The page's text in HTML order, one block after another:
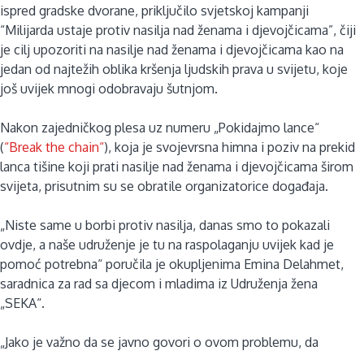
ispred gradske dvorane, priključilo svjetskoj kampanji
“Milijarda ustaje protiv nasilja nad ženama i djevojčicama”, čiji
je cilj upozoriti na nasilje nad ženama i djevojčicama kao na
jedan od najtežih oblika kršenja ljudskih prava u svijetu, koje
još uvijek mnogi odobravaju šutnjom.
Nakon zajedničkog plesa uz numeru „Pokidajmo lance“
(“Break the chain“), koja je svojevrsna himna i poziv na prekid
lanca tišine koji prati nasilje nad ženama i djevojčicama širom
svijeta, prisutnim su se obratile organizatorice događaja.
„Niste same u borbi protiv nasilja, danas smo to pokazali
ovdje, a naše udruženje je tu na raspolaganju uvijek kad je
pomoć potrebna“ poručila je okupljenima Emina Delahmet,
saradnica za rad sa djecom i mladima iz Udruženja žena
„SEKA“.
„Jako je važno da se javno govori o ovom problemu, da